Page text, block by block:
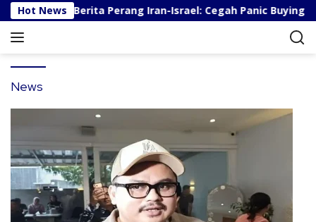
k
Hot NewsBerita Perang Iran-Israel: Cegah Panic Buying
News